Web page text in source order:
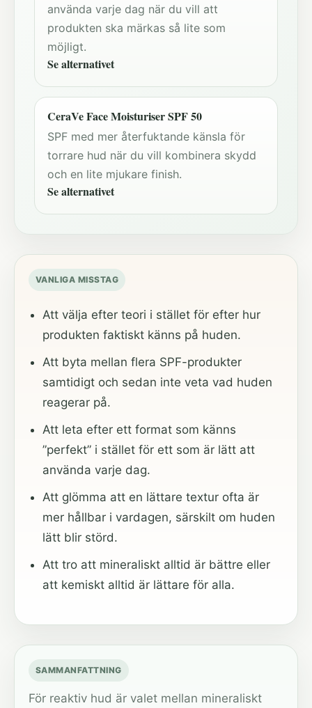
använda varje dag när du vill att
produkten ska märkas så lite som
möjligt.
Se alternativet
CeraVe Face Moisturiser SPF 50
SPF med mer återfuktande känsla för
torrare hud när du vill kombinera skydd
och en lite mjukare finish.
Se alternativet
VANLIGA MISSTAG
Att välja efter teori i stället för efter hur
produkten faktiskt känns på huden.
Att byta mellan flera SPF-produkter
samtidigt och sedan inte veta vad huden
reagerar på.
Att leta efter ett format som känns
”perfekt” i stället för ett som är lätt att
använda varje dag.
Att glömma att en lättare textur ofta är
mer hållbar i vardagen, särskilt om huden
lätt blir störd.
Att tro att mineraliskt alltid är bättre eller
att kemiskt alltid är lättare för alla.
SAMMANFATTNING
För reaktiv hud är valet mellan mineraliskt